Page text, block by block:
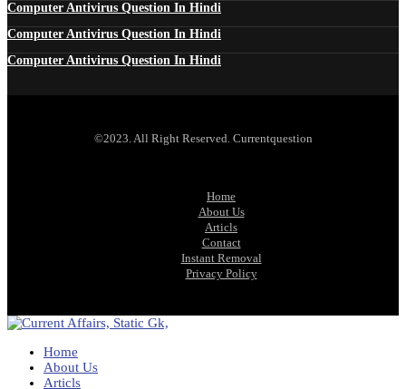
Computer Antivirus Question In Hindi
Computer Antivirus Question In Hindi
Computer Antivirus Question In Hindi
©2023. All Right Reserved. Currentquestion
Home
About Us
Articls
Contact
Instant Removal
Privacy Policy
Home
About Us
Articls